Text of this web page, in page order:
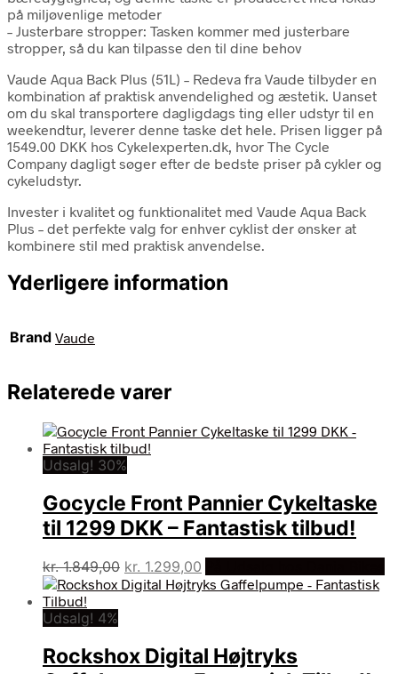
på miljøvenlige metoder
– Justerbare stropper: Tasken kommer med justerbare
stropper, så du kan tilpasse den til dine behov
Vaude Aqua Back Plus (51L) – Redeva fra Vaude tilbyder en
kombination af praktisk anvendelighed og æstetik. Uanset
om du skal transportere dagligdags ting eller udstyr til en
weekendtur, leverer denne taske det hele. Prisen ligger på
1549.00 DKK hos Cykelexperten.dk, hvor The Cycle
Company dagligt søger efter de bedste priser på cykler og
cykeludstyr.
Invester i kvalitet og funktionalitet med Vaude Aqua Back
Plus – det perfekte valg for enhver cyklist der ønsker at
kombinere stil med praktisk anvendelse.
Yderligere information
Brand Vaude
Relaterede varer
Udsalg! 30%
Gocycle Front Pannier Cykeltaske
til 1299 DKK – Fantastisk tilbud!
kr.1.849,00 Den
oprindelige
kr. 1.299,00
aktuelle
Udsalg! 4%
Rockshox Digital Højtryks